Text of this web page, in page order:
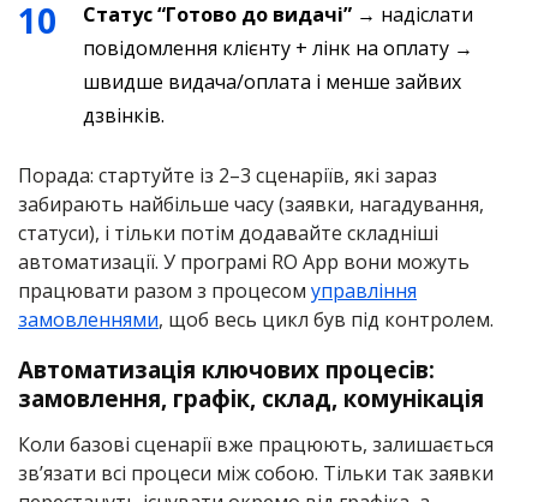
Статус “Готово до видачі” → надіслати
повідомлення клієнту + лінк на оплату →
швидше видача/оплата і менше зайвих
дзвінків.
Порада: стартуйте із 2–3 сценаріїв, які зараз
забирають найбільше часу (заявки, нагадування,
статуси), і тільки потім додавайте складніші
автоматизації. У програмі RO App вони можуть
працювати разом з процесом управління
замовленнями, щоб весь цикл був під контролем.
Автоматизація ключових процесів:
замовлення, графік, склад, комунікація
Коли базові сценарії вже працюють, залишається
зв’язати всі процеси між собою. Тільки так заявки